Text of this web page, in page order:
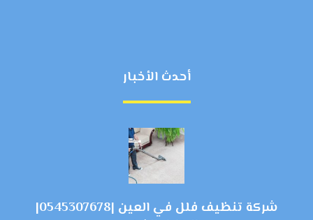
أحدث الأخبار
شركة تنظيف فلل في العين |0545307678|